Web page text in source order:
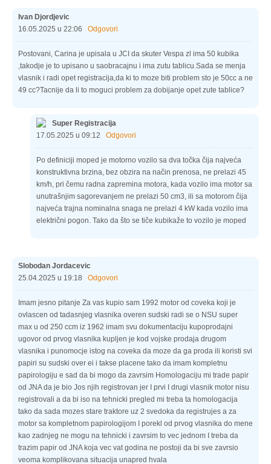
Ivan Djordjevic
16.05.2025 u 22:06 Odgovori
Postovani, Carina je upisala u JCI da skuter Vespa zl ima 50 kubika
,takodje je to upisano u saobracajnu i ima zutu tablicu.Sada se menja
vlasnik i radi opet registracija,da ki to moze biti problem sto je 50cc a ne
49 cc?Tacnije da li to moguci problem za dobijanje opet zute tablice?
Super Registracija
17.05.2025 u 09:12 Odgovori
Po definiciji moped je motorno vozilo sa dva točka čija najveća
konstruktivna brzina, bez obzira na način prenosa, ne prelazi 45
km/h, pri čemu radna zapremina motora, kada vozilo ima motor sa
unutrašnjim sagorevanjem ne prelazi 50 cm3, ili sa motorom čija
najveća trajna nominalna snaga ne prelazi 4 kW kada vozilo ima
električni pogon. Tako da što se tiče kubikaže to vozilo je moped
Slobodan Jordacevic
25.04.2025 u 19:18 Odgovori
Imam jesno pitanje Za vas kupio sam 1992 motor od coveka koji je
ovlascen od tadasnjeg vlasnika overen sudski radi se o NSU super
max u od 250 ccm iz 1962 imam svu dokumentaciju kupoprodajni
ugovor od prvog vlasnika kupljen je kod vojske prodaja drugom
vlasnika i punomocje istog na coveka da moze da ga proda ili koristi svi
papiri su sudski over ei i takse placene tako da imam kompletnu
papirologiju e sad da bi mogo da zavrsim Homologaciju mi trade papir
od JNA da je bio Jos njih registrovan jer I prvi I drugi vlasnik motor nisu
registrovali a da bi iso na tehnicki pregled mi treba ta homologacija
tako da sada mozes stare traktore uz 2 svedoka da registrujes a za
motor sa kompletnom papirologijom I porekl od prvog vlasnika do mene
kao zadnjeg ne mogu na tehnicki i zavrsim to vec jednom I treba da
trazim papir od JNA koja vec vat godina ne postoji da bi sve zavrsio
veoma komplikovana situacija unapred hvala